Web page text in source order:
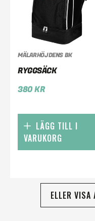
MÄLARHÖJDENS BK
RYGGSÄCK
380KR
LÄGG TILL I
VARUKORG
ELLER VISA